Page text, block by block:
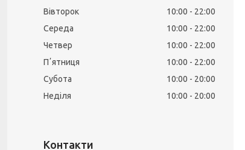
Вівторок
10:00
22:00
Середа
10:00
22:00
Четвер
10:00
22:00
Пʼятниця
10:00
22:00
Субота
10:00
20:00
Неділя
10:00 20:00